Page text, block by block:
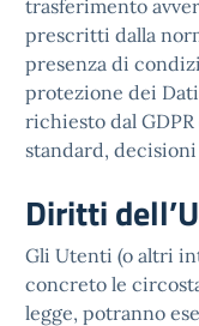
trasferimento
prescritti dalla
presenza di
protezione dei
richiesto dal
standard,
Diritti
Gli Utenti (o altri
concreto le
legge, potranno